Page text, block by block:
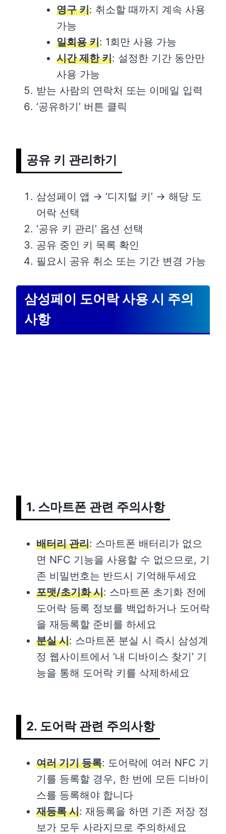
영구 키: 취소할 때까지 계속 사용
가능
일회용 키: 1회만 사용 가능
시간 제한 키: 설정한 기간 동안만
사용 가능
받는 사람의 연락처 또는 이메일 입력
‘공유하기’ 버튼 클릭
공유 키 관리하기
삼성페이 앱 → ‘디지털 키’ → 해당 도
어락 선택
‘공유 키 관리’ 옵션 선택
공유 중인 키 목록 확인
필요시 공유 취소 또는 기간 변경 가능
삼성페이 도어락 사용 시 주의
사항
1. 스마트폰 관련 주의사항
배터리 관리: 스마트폰 배터리가 없으
면 NFC 기능을 사용할 수 없으므로, 기
존 비밀번호는 반드시 기억해두세요
포맷/초기화 시: 스마트폰 초기화 전에
도어락 등록 정보를 백업하거나 도어락
을 재등록할 준비를 하세요
분실 시: 스마트폰 분실 시 즉시 삼성계
정 웹사이트에서 ‘내 디바이스 찾기’ 기
능을 통해 도어락 키를 삭제하세요
2. 도어락 관련 주의사항
여러 기기 등록: 도어락에 여러 NFC 기
기를 등록할 경우, 한 번에 모든 디바이
스를 등록해야 합니다
재등록 시: 재등록을 하면 기존 저장 정
보가 모두 사라지므로 주의하세요